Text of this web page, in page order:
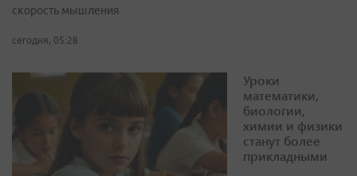
скорость мышления
сегодня, 05:28
Уроки
математики,
биологии,
химии и физики
станут более
прикладными